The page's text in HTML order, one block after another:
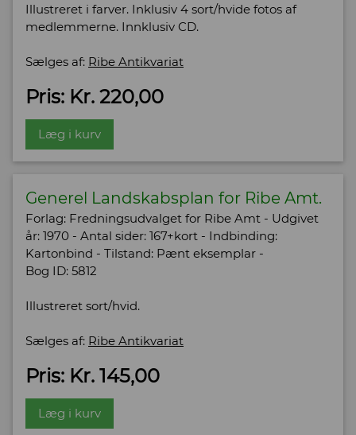
Illustreret i farver. Inklusiv 4 sort/hvide fotos af
medlemmerne. Innklusiv CD.
Sælges af: Ribe Antikvariat
Pris: Kr. 220,00
Læg i kurv
Generel Landskabsplan for Ribe Amt.
Forlag: Fredningsudvalget for Ribe Amt - Udgivet
år: 1970 - Antal sider: 167+kort - Indbinding:
Kartonbind - Tilstand: Pænt eksemplar -
Bog ID: 5812
Illustreret sort/hvid.
Sælges af: Ribe Antikvariat
Pris: Kr. 145,00
Læg i kurv